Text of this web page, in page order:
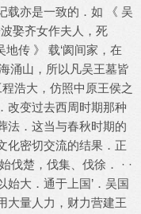
载亦是一致的．如 《 吴
娶齐女作夫人，死
地传 》 载‘阂间家，在
涌山，所以凡吴王墓皆
浩大，仿照中原王侯之
改变过去西周时期那种
法．这当与春秋时期的
化密切交流的结果．正
伐楚，伐集、伐徐． · ·
大．通于上国’．吴国
大量人力，财力营建王